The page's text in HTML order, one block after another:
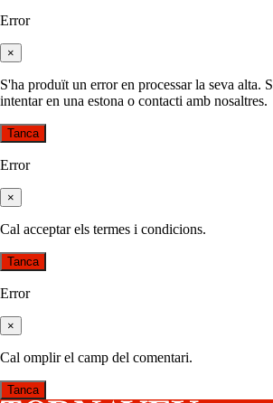
Error
×
S'ha produït un error en processar la seva alta.
intentar en una estona o contacti amb nosaltres.
Tanca
Error
×
Cal acceptar els termes i condicions.
Tanca
Error
×
Cal omplir el camp del comentari.
Tanca